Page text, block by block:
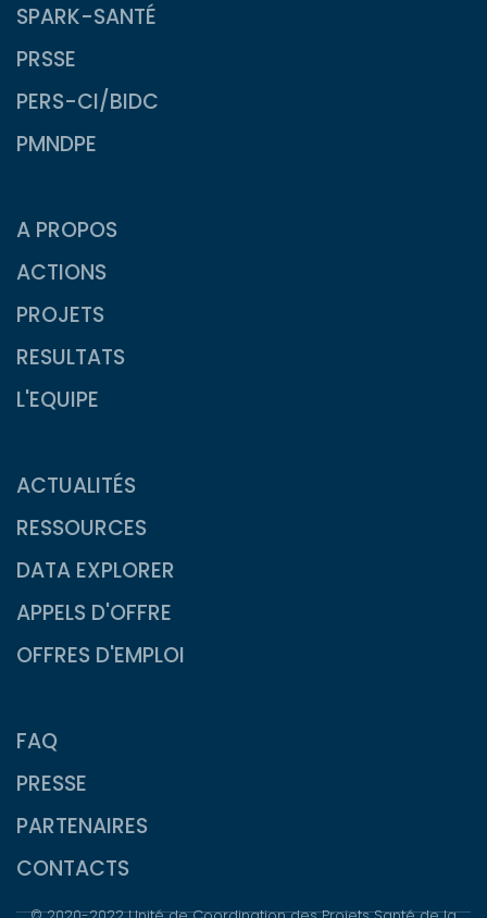
SPARK-SANTÉ
PRSSE
PERS-CI/BIDC
PMNDPE
A PROPOS
ACTIONS
PROJETS
RESULTATS
L'EQUIPE
ACTUALITÉS
RESSOURCES
DATA EXPLORER
APPELS D'OFFRE
OFFRES D'EMPLOI
FAQ
PRESSE
PARTENAIRES
CONTACTS